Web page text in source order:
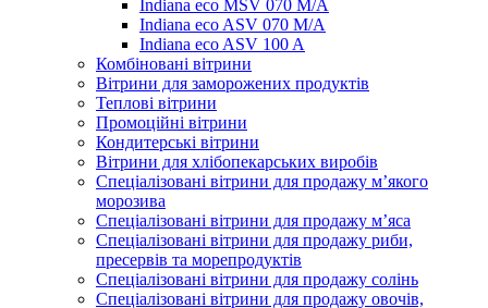
Indiana eco MSV 070 M/A
Indiana eco ASV 070 M/A
Indiana eco ASV 100 A
Комбіновані вітрини
Вітрини для заморожених продуктів
Теплові вітрини
Промоційні вітрини
Кондитерські вітрини
Вітрини для хлібопекарських виробів
Спеціалізовані вітрини для продажу м’якого
морозива
Спеціалізовані вітрини для продажу м’яса
Спеціалізовані вітрини для продажу риби,
пресервів та морепродуктів
Спеціалізовані вітрини для продажу солінь
Спеціалізовані вітрини для продажу овочів,